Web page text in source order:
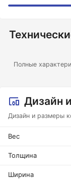
Полные
Дизайн
Дизайн и размеры
Вес
Толщина
Ширина